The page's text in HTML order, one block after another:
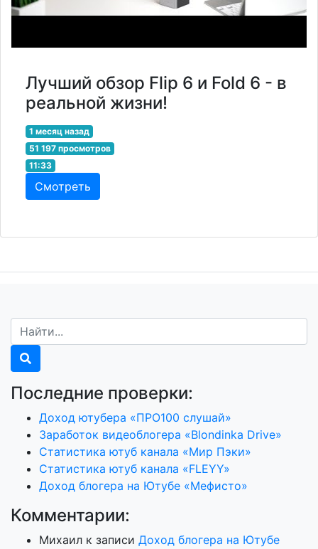
Лучший обзор Flip 6 и Fold 6 - в
реальной жизни!
1 месяц назад
51 197 просмотров
11:33
Смотреть
Последние проверки:
Доход ютубера «ПРО100 слушай»
Заработок видеоблогера «Blondinka Drive»
Статистика ютуб канала «Мир Пэки»
Статистика ютуб канала «FLEYY»
Доход блогера на Ютубе «Мефисто»
Комментарии:
Михаил к записи Доход блогера на Ютубе